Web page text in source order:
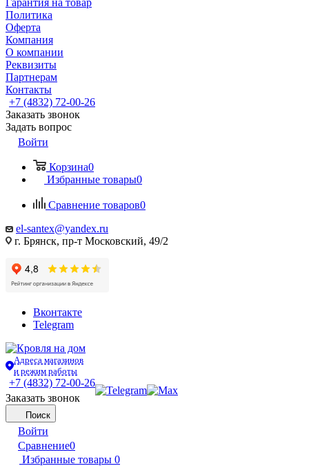
Гарантия на товар
Политика
Оферта
Компания
О компании
Реквизиты
Партнерам
Контакты
+7 (4832) 72-00-26
Заказать звонок
Задать вопрос
Войти
Корзина0
Избранные товары0
Сравнение товаров0
el-santex@yandex.ru
г. Брянск, пр-т Московский, 49/2
Вконтакте
Telegram
Адреса магазинов
и режим работы
+7 (4832) 72-00-26
Заказать звонок
Поиск
Войти
Сравнение0
Избранные товары 0